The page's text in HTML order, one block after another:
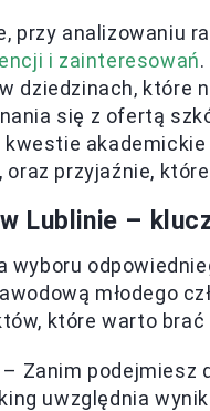
przy analizowaniu
i zainteresowań
dziedzinach, które
się z ofertą
kwestie
przyjaźnie,
Lublinie –
wyboru
młodego
które warto
– Zanim podejmiesz
uwzględnia